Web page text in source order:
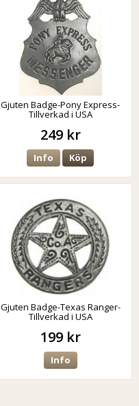
Gjuten Badge-Pony Express-
Tillverkad i USA
249 kr
Info Köp
Gjuten Badge-Texas Ranger-
Tillverkad i USA
199 kr
Info